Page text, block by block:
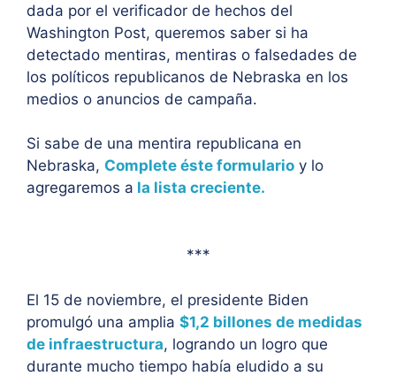
dada por el verificador de hechos del
Washington Post, queremos saber si ha
detectado mentiras, mentiras o falsedades de
los políticos republicanos de Nebraska en los
medios o anuncios de campaña.
Si sabe de una mentira republicana en
Nebraska, Complete éste formulario y lo
agregaremos a la lista creciente.
***
El 15 de noviembre, el presidente Biden
promulgó una amplia $1,2 billones de medidas
de infraestructura, logrando un logro que
durante mucho tiempo había eludido a su